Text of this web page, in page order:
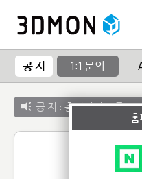
공 지 1:1 문의
공 지 : 출력서비스 종료